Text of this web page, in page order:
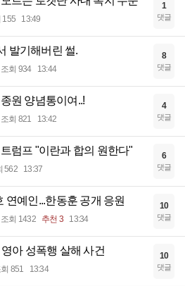
155 13:49
1
댓글
발기해버린 썰.
조회 934 13:44
8
댓글
원 양념통이여..!
조회 821 13:42
4
댓글
럼프 "이란과 합의 원한다"
562 13:37
6
댓글
연예인...한동훈 공개 응원
조회 1432 추천 3 13:34
10
댓글
아 성폭행 살해 사건
851 13:34
10
댓글